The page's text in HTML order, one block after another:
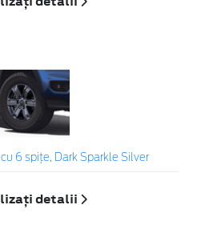
6 spiţe, Dark Sparkle Silver
detalii